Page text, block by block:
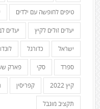
טיפים לחופשה עם ילדים
יעדים זולים לקיץ יעדים
ישראל כדורגל
ספרד סקי פארק
קיץ 2022 קפריסין
תקציב מוגבל